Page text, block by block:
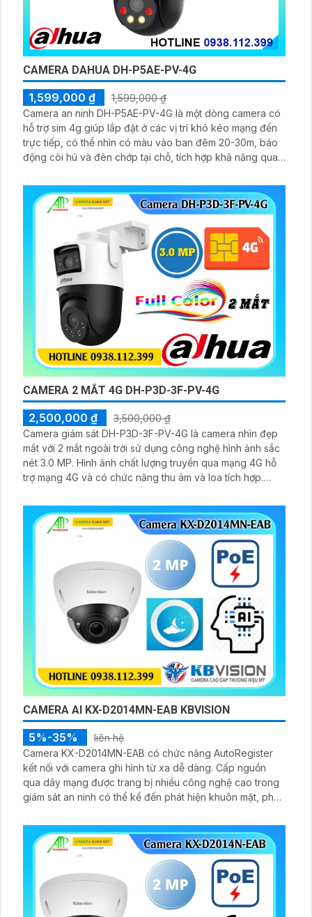
CAMERA DAHUA DH-P5AE-PV-4G
1,599,000 ₫
1,599,000 ₫
Camera an ninh DH-P5AE-PV-4G là một dòng camera có
hỗ trợ sim 4g giúp lắp đặt ở các vị trí khó kéo mạng đến
trực tiếp, có thể nhìn có màu vào ban đêm 20-30m, báo
động còi hú và đèn chớp tại chỗ, tích hợp khả năng quay
CAMERA 2 MẮT 4G DH-P3D-3F-PV-4G
2,500,000 ₫
3,500,000 ₫
Camera giám sát DH-P3D-3F-PV-4G là camera nhìn đẹp
mắt với 2 mắt ngoài trời sử dụng công nghệ hình ảnh sắc
nét 3.0 MP. Hình ảnh chất lượng truyền qua mạng 4G hỗ
trợ mạng 4G và có chức năng thu âm và loa tích hợp.
hú và đèn nhấp nháy
CAMERA AI KX-D2014MN-EAB KBVISION
5%-35%
liên hệ
Camera KX-D2014MN-EAB có chức năng AutoRegister
kết nối với camera ghi hình từ xa dễ dàng. Cấp nguồn
qua dây mạng được trang bị nhiều công nghệ cao trong
giám sát an ninh có thể kể đến phát hiện khuôn mặt, phát